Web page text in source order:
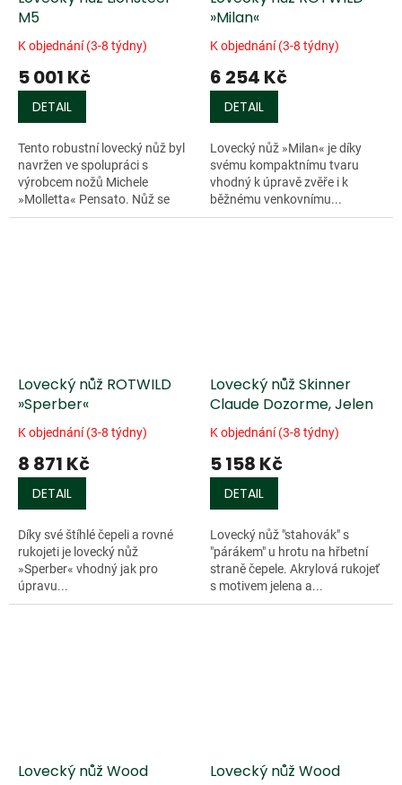
M5
K objednání (3-8 týdny)
5 001 Kč
DETAIL
Tento robustní lovecký nůž byl
navržen ve spolupráci s
výrobcem nožů Michele
»Molletta« Pensato. Nůž se
velmi pohodlně drží a jeho...
»Milan«
K objednání (3-8 týdny)
6 254 Kč
DETAIL
Lovecký nůž »Milan« je díky
svému kompaktnímu tvaru
vhodný k úpravě zvěře i k
běžnému venkovnímu...
Lovecký nůž ROTWILD
»Sperber«
K objednání (3-8 týdny)
8 871 Kč
DETAIL
Díky své štíhlé čepeli a rovné
rukojeti je lovecký nůž
»Sperber« vhodný jak pro
úpravu...
Lovecký nůž Skinner
Claude Dozorme, Jelen
K objednání (3-8 týdny)
5 158 Kč
DETAIL
Lovecký nůž "stahovák" s
"párákem" u hrotu na hřbetní
straně čepele. Akrylová rukojeť
s motivem jelena a...
Lovecký nůž Wood
Lovecký nůž Wood